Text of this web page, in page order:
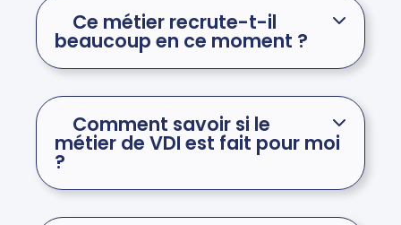
Ce métier recrute-t-il
beaucoup en ce moment ?
Comment savoir si le
métier de VDI est fait pour moi
?